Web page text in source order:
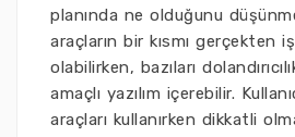
planında ne olduğunu
araçların bir kısmı gerçekten
olabilirken, bazıları
amaçlı yazılım içerebilir.
araçları kullanırken dikkatli